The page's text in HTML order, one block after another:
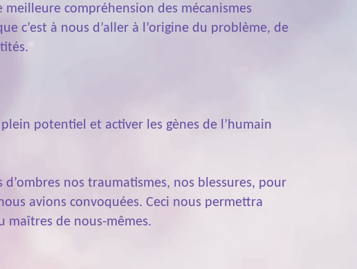
compréhension des mécanismes
c’est à nous d’aller à l’origine du problème, de
potentiel et activer les gènes de l’humain
nos traumatismes, nos blessures, pour
avions convoquées. Ceci nous permettra
maîtres de nous-mêmes.